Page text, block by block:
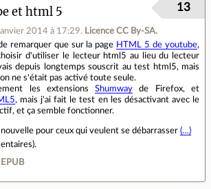
et html 5
2014 à 17:29. Licence CC By‑SA.
13
remarquer que sur la page HTML 5 de youtube,
d'utiliser le lecteur html5 au lieu du lecteur
depuis longtemps souscrit au test html5, mais
ne s'était pas activé toute seule.
les extensionsShumway de Firefox, et
, mais j'ai fait le test en les désactivant avec le
et ça semble fonctionner.
pour ceux qui veulent se débarrasser (…)
).
EPUB